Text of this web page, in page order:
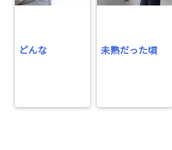
どんな 未熟だった頃